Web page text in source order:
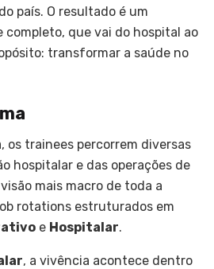
país. O resultado é um
completo, que vai do hospital ao
transformar a saúde no
os trainees percorrem diversas
hospitalar e das operações de
mais macro de toda a
rotations estruturados em
e Hospitalar.
, a vivência acontece dentro